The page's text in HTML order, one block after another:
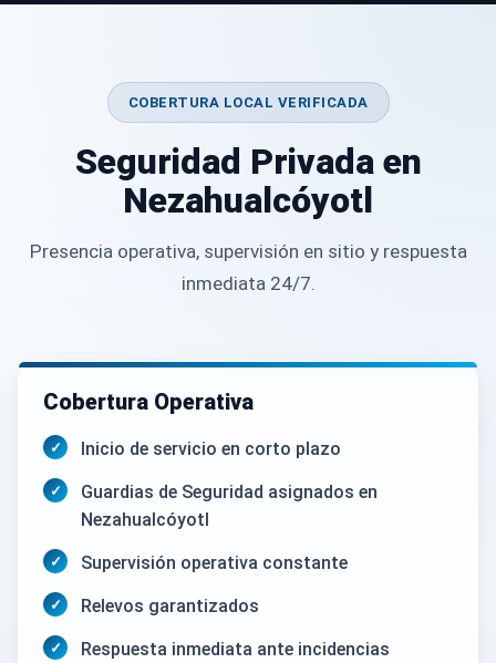
COBERTURA LOCAL VERIFICADA
Seguridad Privada en
Nezahualcóyotl
Presencia operativa, supervisión en sitio y respuesta
inmediata 24/7.
Cobertura Operativa
Inicio de servicio en corto plazo
Guardias de Seguridad asignados en
Nezahualcóyotl
Supervisión operativa constante
Relevos garantizados
Respuesta inmediata ante incidencias